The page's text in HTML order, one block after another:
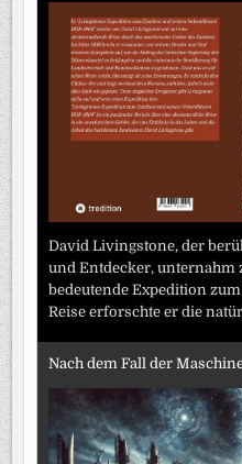
David Livingstone, der
und Entdecker, unternahm
bedeutende Expedition
Reise erforschte er die
Nach dem Fall der